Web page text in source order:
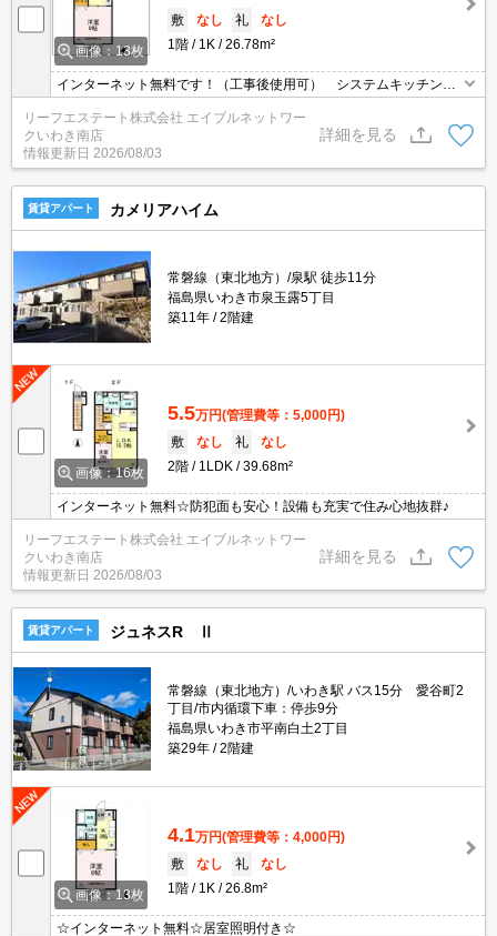
画像：13枚
敷
なし 礼
なし
1階
1K 26.78m²
インターネット無料です！（工事後使用可） システムキッチン
（ガス2口）、TVモニターホン、温水洗浄便座付き。
リーフエステート株式会社 エイブルネットワー
クいわき南店
情報更新日 2026/08/03
詳細を見る
賃貸アパート カメリアハイム
常磐線（東北地方）/泉駅 徒歩11分
福島県いわき市泉玉露5丁目
築11年
2階建
画像：16枚
5.5万円(管理費等：5,000円)
敷
なし 礼
なし
2階
1LDK 39.68m²
インターネット無料☆防犯面も安心！設備も充実で住み心地抜群♪
リーフエステート株式会社 エイブルネットワー
クいわき南店
情報更新日 2026/08/03
詳細を見る
賃貸アパート ジュネスR Ⅱ
常磐線（東北地方）/いわき駅 バス15分 愛谷町2
丁目/市内循環下車：停歩9分
福島県いわき市平南白土2丁目
築29年
2階建
画像：13枚
4.1万円(管理費等：4,000円)
敷
なし 礼
なし
1階
1K 26.8m²
☆インターネット無料☆居室照明付き☆